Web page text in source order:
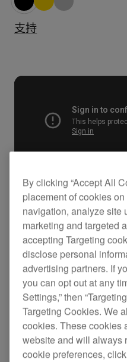
支持
主要功能
By clicking “Accept All
placement of cookies
navigation, analyze site
marketing and targeted
accepting Targeting
disclose personal
advertising partners. If
you can opt out at any
Settings,” then
Targeting Cookies. We
cookies. These cookies
website and will always
cookie preferences, click